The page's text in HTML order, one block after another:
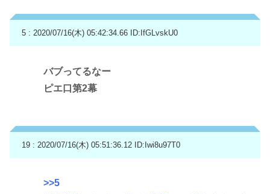
5 : 2020/07/16(木) 05:42:34.66 ID:IfGLvskU0
バブってるなー
ピエ口第2幕
19 : 2020/07/16(木) 05:51:36.12 ID:Iwi8u97T0
>>5